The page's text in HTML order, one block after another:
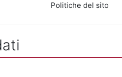
Politiche del sito